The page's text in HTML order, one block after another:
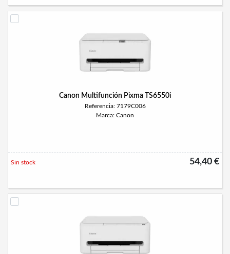
Canon Multifunción Pixma TS6550i
Referencia: 7179C006
Marca: Canon
54,40 €
Sin stock